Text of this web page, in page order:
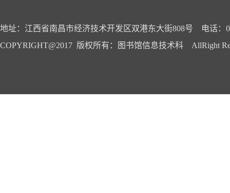
地址：江西省南昌市经济技术开发区双港东大街808号 电话：
COPYRIGHT@2017 版权所有：图书馆信息技术科 AllRight